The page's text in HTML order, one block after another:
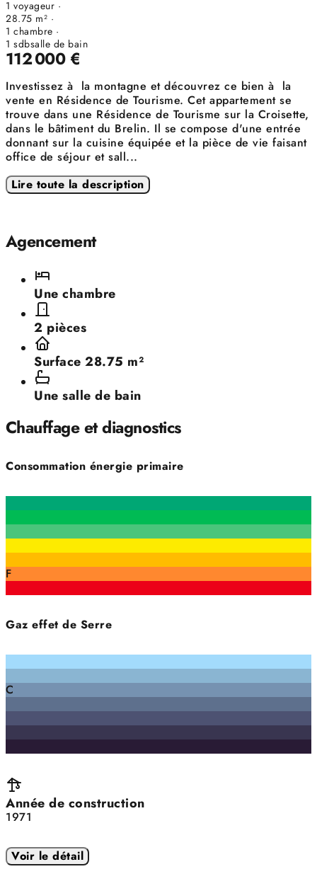
1 voyageur ·
28.75 m² ·
1 chambre ·
1sdbsalle de bain
112 000 €
Investissez à la montagne et découvrez ce bien à la
vente en Résidence de Tourisme. Cet appartement se
trouve dans une Résidence de Tourisme sur la Croisette,
dans le bâtiment du Brelin. Il se compose d'une entrée
donnant sur la cuisine équipée et la pièce de vie faisant
office de séjour et sall...
Lire toute la description
Agencement
Une chambre
2 pièces
Surface 28.75 m²
Une salle de bain
Chauffage et diagnostics
Consommation énergie primaire
F
Gaz effet de Serre
C
Année de construction
1971
Voir le détail